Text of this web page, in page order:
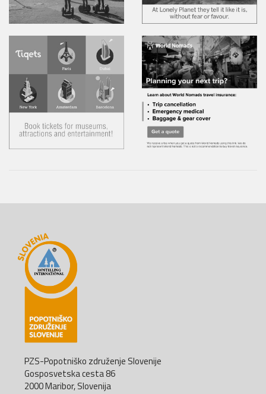
PZS-Popotniško združenje Slovenije
Gosposvetska cesta 86
2000 Maribor, Slovenija